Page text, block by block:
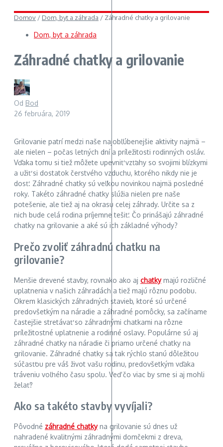
Domov / Dom, byt a záhrada / Záhradné chatky a grilovanie
Dom, byt a záhrada
Záhradné chatky a grilovanie
Od Bod
26 februára, 2019
Grilovanie patrí medzi naše najobľúbenejšie aktivity najmä –
ale nielen – počas letných dní a príležitosti rodinných osláv.
Vďaka tomu si tiež môžete upevniť vzťahy so svojimi blízkymi
a užiť si dostatok čerstvého vzduchu, ktorého nikdy nie je
dosť. Záhradné chatky sú veľkou novinkou najmä posledné
roky. Takéto záhradné chatky slúžia nielen pre naše
potešenie, ale tiež aj na okrasu celej záhrady. Určite sa z
nich bude celá rodina príjemne tešiť. Čo prinášajú záhradné
chatky na grilovanie a aké sú ich základné výhody?
Prečo zvoliť záhradnú chatku na
grilovanie?
Menšie drevené stavby, rovnako ako aj chatkymajú rozličné
uplatnenia v našich záhradách a tiež majú rôznu podobu.
Okrem klasických záhradných stavieb, ktoré sú určené
predovšetkým na náradie a záhradné pomôcky, sa začíname
častejšie stretávať so záhradnými chatkami na rôzne
príležitostné uplatnenie a rodinné oslavy. Populárne sú aj
záhradné chatky na náradie či priamo určené chatky na
grilovanie. Záhradné chatky sa tak rýchlo stanú dôležitou
súčasťou pre váš život vašu rodinu, predovšetkým vďaka
tráveniu voľného času spolu. Veď čo viac by sme si aj mohli
želať?
Ako sa takéto stavby vyvíjali?
Pôvodné záhradné chatkyna grilovanie sú dnes už
nahradené kvalitnými záhradnými domčekmi z dreva,